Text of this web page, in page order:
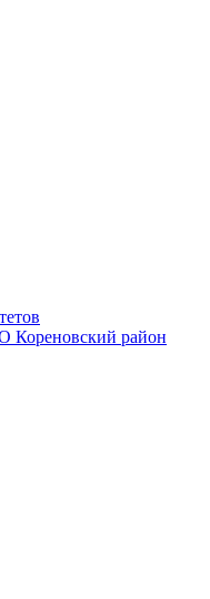
Кореновский район